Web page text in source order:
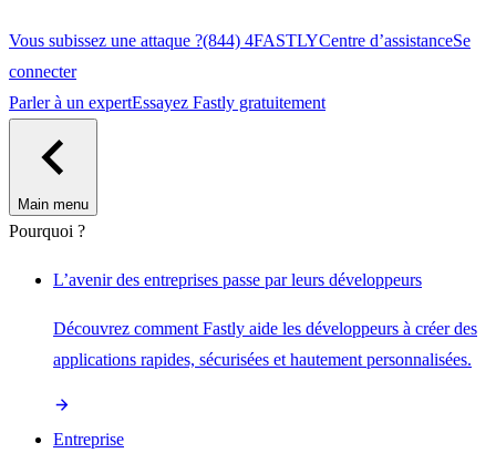
Vous subissez une attaque ?(844) 4FASTLYCentre d’assistanceSe
connecter
Parler à un expertEssayez Fastly gratuitement
Main menu
Pourquoi ?
L’avenir des entreprises passe par leurs développeurs
Découvrez comment Fastly aide les développeurs à créer des
applications rapides, sécurisées et hautement personnalisées.
Entreprise